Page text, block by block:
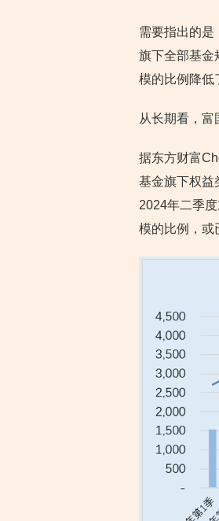
需要指出的是
旗下全部基金
模的比例降低
从长期看，富
据东方财富
基金旗下权益
2024年二季
模的比例，或